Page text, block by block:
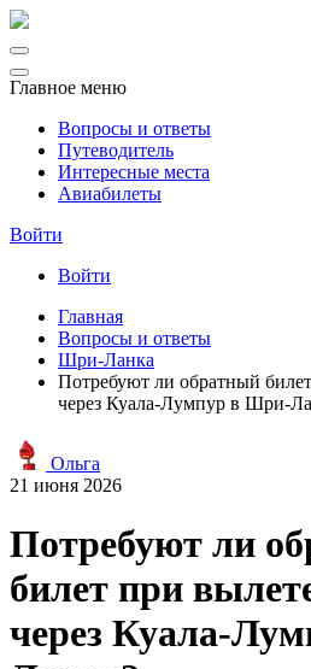
Главное меню
Вопросы и ответы
Путеводитель
Интересные места
Авиабилеты
Войти
Войти
Главная
Вопросы и ответы
Шри-Ланка
Потребуют ли обратный
через Куала-Лумпур в Шри-
Ольга
21 июня 2026
Потребуют ли
билет при
через Куала-